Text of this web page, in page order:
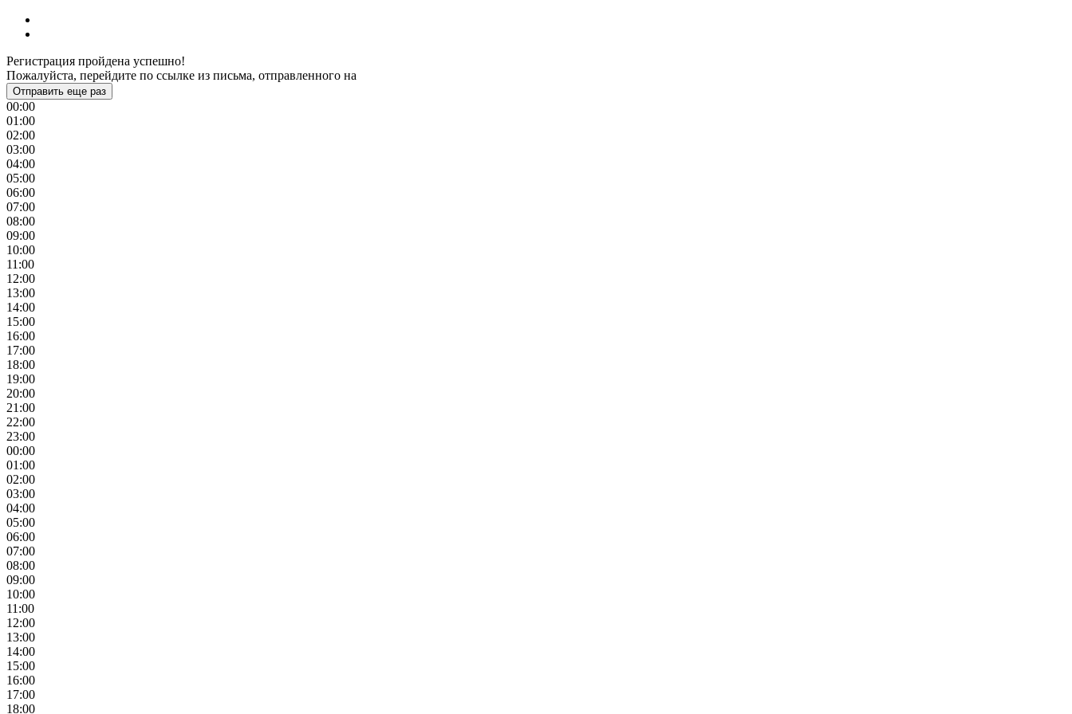
Регистрация пройдена успешно!
Пожалуйста, перейдите по ссылке из письма, отправленного на
Отправить еще раз
00:00
01:00
02:00
03:00
04:00
05:00
06:00
07:00
08:00
09:00
10:00
11:00
12:00
13:00
14:00
15:00
16:00
17:00
18:00
19:00
20:00
21:00
22:00
23:00
00:00
01:00
02:00
03:00
04:00
05:00
06:00
07:00
08:00
09:00
10:00
11:00
12:00
13:00
14:00
15:00
16:00
17:00
18:00